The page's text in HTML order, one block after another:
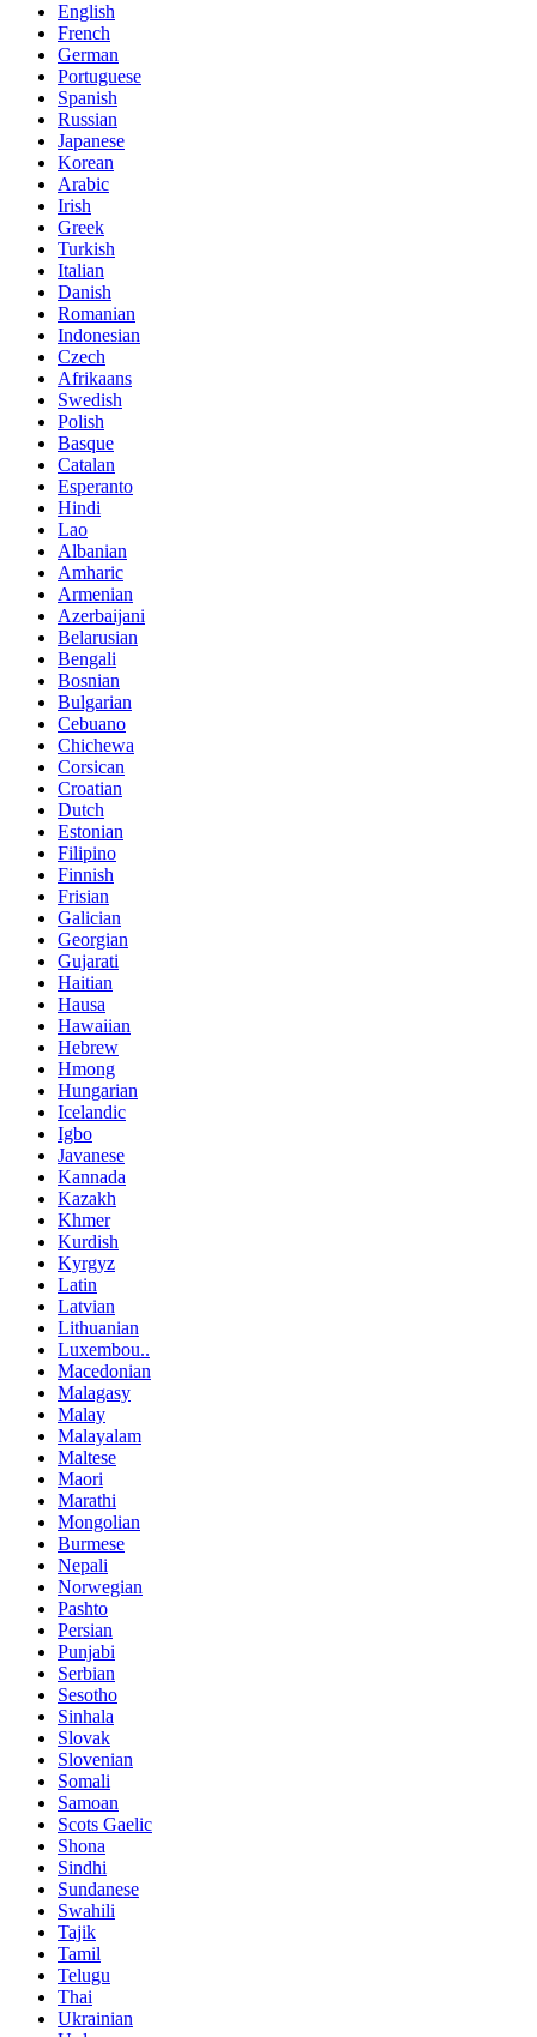
English
French
German
Portuguese
Spanish
Russian
Japanese
Korean
Arabic
Irish
Greek
Turkish
Italian
Danish
Romanian
Indonesian
Czech
Afrikaans
Swedish
Polish
Basque
Catalan
Esperanto
Hindi
Lao
Albanian
Amharic
Armenian
Azerbaijani
Belarusian
Bengali
Bosnian
Bulgarian
Cebuano
Chichewa
Corsican
Croatian
Dutch
Estonian
Filipino
Finnish
Frisian
Galician
Georgian
Gujarati
Haitian
Hausa
Hawaiian
Hebrew
Hmong
Hungarian
Icelandic
Igbo
Javanese
Kannada
Kazakh
Khmer
Kurdish
Kyrgyz
Latin
Latvian
Lithuanian
Luxembou..
Macedonian
Malagasy
Malay
Malayalam
Maltese
Maori
Marathi
Mongolian
Burmese
Nepali
Norwegian
Pashto
Persian
Punjabi
Serbian
Sesotho
Sinhala
Slovak
Slovenian
Somali
Samoan
Scots Gaelic
Shona
Sindhi
Sundanese
Swahili
Tajik
Tamil
Telugu
Thai
Ukrainian